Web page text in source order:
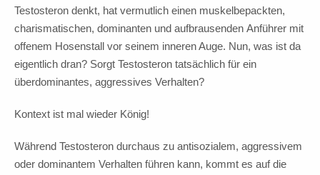
Testosteron denkt, hat vermutlich einen muskelbepackten,
charismatischen, dominanten und aufbrausenden Anführer mit
offenem Hosenstall vor seinem inneren Auge. Nun, was ist da
eigentlich dran? Sorgt Testosteron tatsächlich für ein
überdominantes, aggressives Verhalten?
Kontext ist mal wieder König!
Während Testosteron durchaus zu antisozialem, aggressivem
oder dominantem Verhalten führen kann, kommt es auf die